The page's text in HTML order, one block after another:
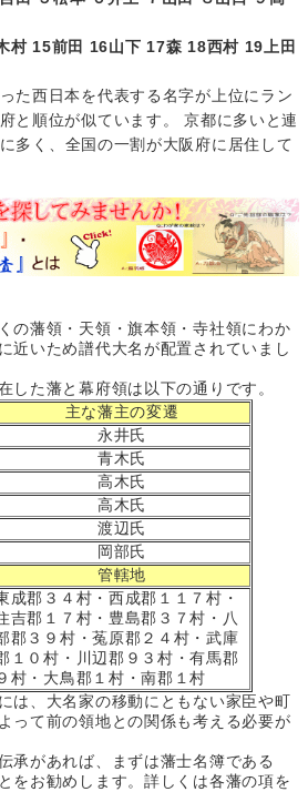
村 15前田 16山下 17森 18西村 19上田
た西日本を代表する名字が上位にラン
と順位が似ています。 京都に多いと連
多く、全国の一割が大阪府に居住して
の藩領・天領・旗本領・寺社領にわか
近いため譜代大名が配置されていまし
した藩と幕府領は以下の通りです。
主な藩主の変遷
永井氏
青木氏
高木氏
高木氏
渡辺氏
岡部氏
管轄地
成郡３４村・西成郡１１７村・
吉郡１７村・豊島郡３７村・八
郡３９村・菟原郡２４村・武庫
１０村・川辺郡９３村・有馬郡
村・大鳥郡１村・南郡１村
は、大名家の移動にともない家臣や町
って前の領地との関係も考える必要が
承があれば、まずは藩士名簿である
をお勧めします。詳しくは各藩の項を